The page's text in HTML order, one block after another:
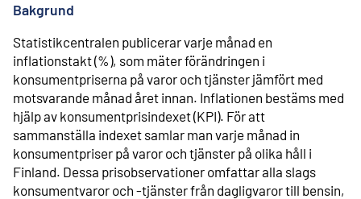
Bakgrund
Statistikcentralen publicerar varje månad en
inflationstakt (%), som mäter förändringen i
konsumentpriserna på varor och tjänster jämfört med
motsvarande månad året innan. Inflationen bestäms med
hjälp av konsumentprisindexet (KPI). För att
sammanställa indexet samlar man varje månad in
konsumentpriser på varor och tjänster på olika håll i
Finland. Dessa prisobservationer omfattar alla slags
konsumentvaror och -tjänster från dagligvaror till bensin,